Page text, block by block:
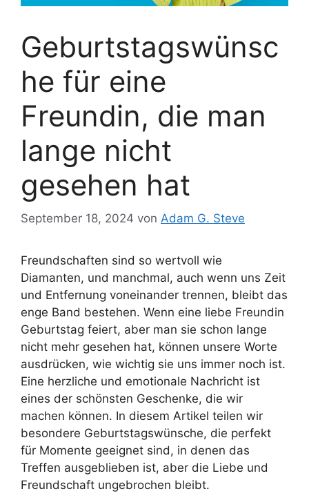
Geburtstagswünsc
he für eine
Freundin, die man
lange nicht
gesehen hat
September 18, 2024 von Adam G. Steve
Freundschaften sind so wertvoll wie
Diamanten, und manchmal, auch wenn uns Zeit
und Entfernung voneinander trennen, bleibt das
enge Band bestehen. Wenn eine liebe Freundin
Geburtstag feiert, aber man sie schon lange
nicht mehr gesehen hat, können unsere Worte
ausdrücken, wie wichtig sie uns immer noch ist.
Eine herzliche und emotionale Nachricht ist
eines der schönsten Geschenke, die wir
machen können. In diesem Artikel teilen wir
besondere Geburtstagswünsche, die perfekt
für Momente geeignet sind, in denen das
Treffen ausgeblieben ist, aber die Liebe und
Freundschaft ungebrochen bleibt.